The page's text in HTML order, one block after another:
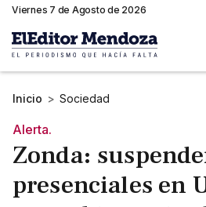
Viernes 7 de Agosto de 2026
Inicio > Sociedad
Alerta.
Zonda:
presenciales en